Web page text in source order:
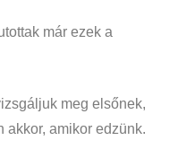
már ezek a
meg elsőnek,
akkor, amikor edzünk.